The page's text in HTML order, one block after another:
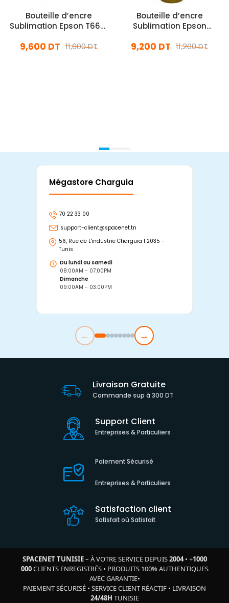
Bouteille d’encre
Sublimation Epson T6641
11,600 DT
9,600 DT
Bouteille d’encre
Sublimation Epson
11,200 DT
9,200 DT
Mégastore Charguia
70 22 33 00
support-client@spacenet.tn
56, Rue de L'industrie Charguia I 2035 -
Tunis
Du lundi au samedi
08:00AM - 07:00PM
Dimanche
09:00AM - 03:00PM
← →
Livraison Gratuite
Commande sup à 300 DT
Support Client
Entreprises & Particuliers
Paiement Sécurisé
Entreprises & Particuliers
Satisfaction client
Satisfait où Satisfait
SPACENET TUNISIE– À VOTRE SERVICE DEPUIS2004• +1000
000CLIENTS ENREGISTRÉS• PRODUITS 100% AUTHENTIQUES
AVEC GARANTIE•
PAIEMENT SÉCURISÉ • SERVICE CLIENT RÉACTIF • LIVRAISON
24/48H TUNISIE